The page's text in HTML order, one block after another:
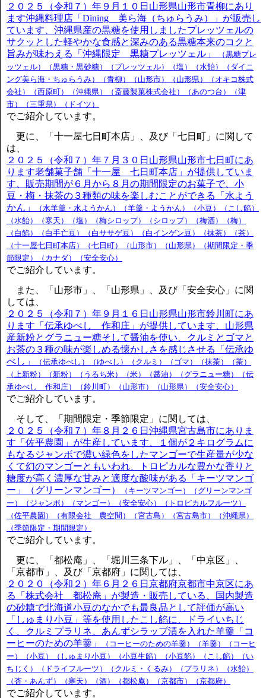
２０２５（令和７）年９月１０日山形県山形市青柳にあり
ます沖縄料理店「Dining 美ら海（ちゅらうみ）」が販売し
ています、沖縄県産の黒糖を使用しましたプレッツェルの
サクッとした軽やかな食感と深みのある黒糖本来のコクと
旨みが味わえる「沖縄限定 黒糖プレッツェル」
（黒糖プレ
ッツェル）（黒糖・黒砂糖）（プレッツェル）（塩）（水飴）（ダイニ
ング美ら海・ちゅらうみ）（青柳）（山形市）（山形県）（オキコ株式
会社）（西原町）（沖縄県）（斎藤製菓株式会社）（あのつ台）（津
市）（三重県）（ドイツ）
でご紹介しています。
更に、「十一屋七日町本店」、及び「七日町」に関して
は、
２０２５（令和７）年７月３０日山形県山形市七日町にあ
ります老舗菓子舗「十一屋 七日町本店」が提供していま
す、販売期間が６月から８月の期間限定のお菓子で、小
豆・梅・抹茶の３種類の味を楽しむことができる「水よう
かん」
（水羊羹・水ようかん）（羊羹・ようかん）（小豆）（こし餡）
（水飴）（寒天）（塩）（梅シロップ）（シロップ）（梅酒）（梅）
（白餡）（白手亡豆）（白ササゲ豆）（白インゲン豆）（抹茶）（茶）
（十一屋七日町本店）（七日町）（山形市）（山形県）（期間限定・季
節限定）（カナダ）（安全安心）
でご紹介しています。
また、「山形市」、「山形県」、及び「安全安心」に関
しては、
２０２５（令和７）年９月１６日山形県山形市鈴川町にあ
ります「伝承ゆべし 作和庄」が提供しています、山形県
産新粉とグラニュー糖そして醤油を使い、クルミとゴマと
お茶の３種の味が楽しめる懐かしさを感じさせる「伝承ゆ
べし」
（伝承ゆべし）（ゆべし）（クルミ）（ゴマ）（抹茶）（茶）
（上新粉）（新粉）（うるち米）（米）（醤油）（グラニュー糖）（伝
承ゆべし 作和庄）（鈴川町）（山形市）（山形県）（安全安心）
でご紹介しています。
そして、「期間限定・季節限定」に関しては、
２０２５（令和７）年８月２６日沖縄県宮古島市にありま
す「佐平農園」が生産しています、１個が２キログラムに
もなるジャンボで濃い緑色をしたマンゴーで生産量が少な
くて幻のマンゴーともいわれ、トロピカルな豊かな香りと
糖度が高く濃厚な甘みと適度な酸味がある「キーツマンゴ
ー」（グリーンマンゴー）
（キーツマンゴー）（グリーンマンゴ
ー）（ジャンボ）（マンゴー）（安全安心）（トロピカルフルーツ）
（佐平農園）（有限会社 農空間）（宮古島）（宮古島市）（沖縄県）
（季節限定・期間限定）
でご紹介しています。
更に、「都松庵」、「堀川三条下ル」、「中京区」、
「京都市」、及び「京都府」に関しては、
２０２０（令和２）年６月２６日京都府京都市中京区にあ
る「株式会社 都松庵」が製造・販売している、国内製造
の砂糖で北海道小豆のなかでも最良品として評価が高い
「しゅまり小豆」等を使用したこし餡に、ドライいちじ
く、クルミプラリネ、あんずシラップ漬を入れた羊羹「コ
ーヒーのための羊羹」
（コーヒーのための羊羹）（羊羹）（コーヒ
ー）（小豆）（しゅまり小豆）（小豆生餡）（小豆餡）（こし餡）（い
ちじく）（ドライフルーツ）（クルミ・くるみ）（プラリネ）（水飴）
（杏・あんず）（寒天）（酒）（都松庵）（京都市）（京都府）
でご紹介しています。